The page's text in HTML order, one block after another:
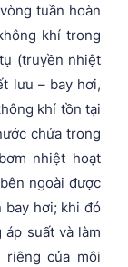
tuần hoàn
khí trong
(truyền nhiệt
lưu – bay hơi,
khí tồn tại
chứa trong
nhiệt hoạt
ngoài được
bay hơi; khi đó
suất và làm
của môi